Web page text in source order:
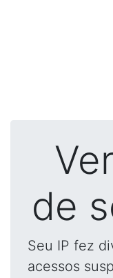
de
Seu IP fez
acessos